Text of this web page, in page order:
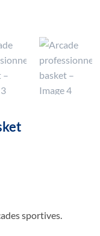
sportives.